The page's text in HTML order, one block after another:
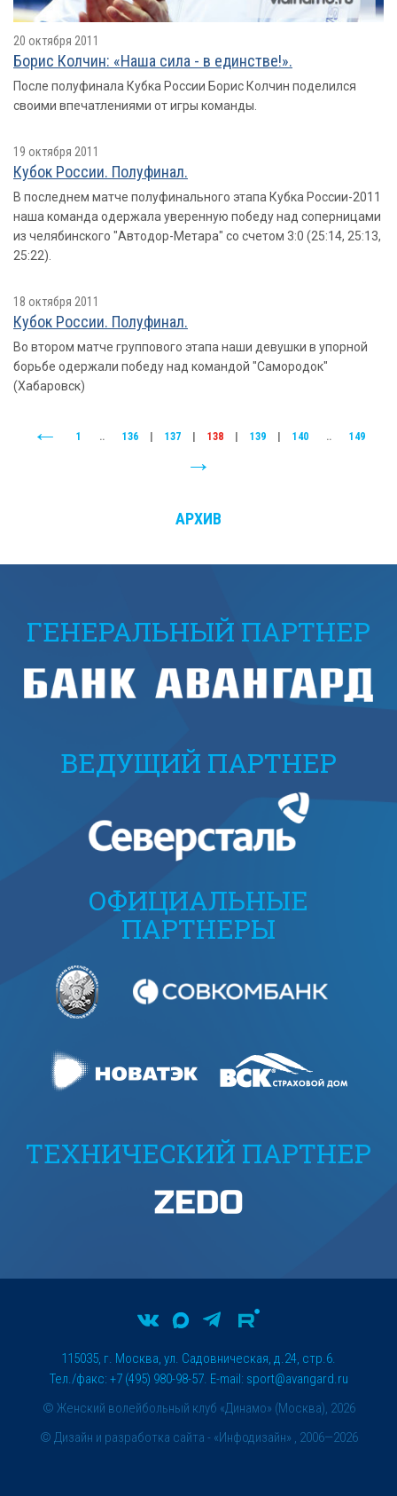
20 октября 2011
Борис Колчин: «Наша сила - в единстве!».
После полуфинала Кубка России Борис Колчин поделился
своими впечатлениями от игры команды.
19 октября 2011
Кубок России. Полуфинал.
В последнем матче полуфинального этапа Кубка России-2011
наша команда одержала уверенную победу над соперницами
из челябинского "Автодор-Метара" со счетом 3:0 (25:14, 25:13,
25:22).
18 октября 2011
Кубок России. Полуфинал.
Во втором матче группового этапа наши девушки в упорной
борьбе одержали победу над командой "Самородок"
(Хабаровск)
1 .. 136 137 138 139 140 .. 149
АРХИВ
ГЕНЕРАЛЬНЫЙ ПАРТНЕР
ВЕДУЩИЙ ПАРТНЕР
ОФИЦИАЛЬНЫЕ
ПАРТНЕРЫ
ТЕХНИЧЕСКИЙ ПАРТНЕР
© Женский волейбольный клуб «Динамо» (Москва), 2026
115035, г. Москва, ул. Садовническая, д.24, стр.6.
Тел./факс: +7 (495) 980-98-57. E-mail: sport@avangard.ru
© Дизайн и разработка сайта - «Инфодизайн» , 2006—2026